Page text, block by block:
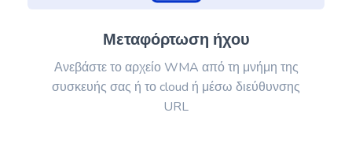
Μεταφόρτωση ήχου
Ανεβάστε το αρχείο WMA από τη μνήμη της
συσκευής σας ή το cloud ή μέσω διεύθυνσης
URL